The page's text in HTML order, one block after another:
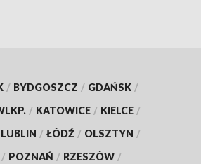
/ BYDGOSZCZ / GDAŃSK /
/ KATOWICE / KIELCE /
LUBLIN / ŁÓDŹ / OLSZTYN /
/ POZNAŃ / RZESZÓW /